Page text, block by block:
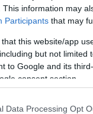
This information may
Participants that may
that this website/app
but not limited
to Google and its
consent section.
Data Processing Opt
Solinas se
delle
essere
2019 ed
invece, le
12 settembre.